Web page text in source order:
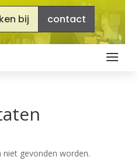
bij contact
gevonden worden.